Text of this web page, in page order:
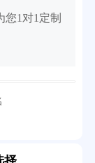
1对1定制